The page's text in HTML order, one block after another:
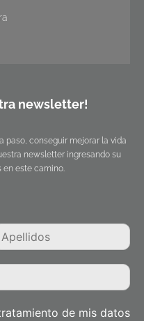
newsletter!
paso, conseguir mejorar la vida
newsletter ingresando su
en este camino.
de mis datos